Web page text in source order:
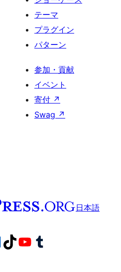
テーマ
プラグイン
パターン
参加・貢献
イベント
寄付 ↗
Swag ↗
日本語
TikTok アカウントへ YouTube チャンネルへ Tumblr アカウントへ